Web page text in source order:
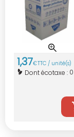
1,37€TTC / unité(s)
Dont écotaxe : 0